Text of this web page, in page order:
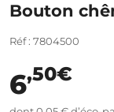
Bouton
Réf : 7804500
6,50€